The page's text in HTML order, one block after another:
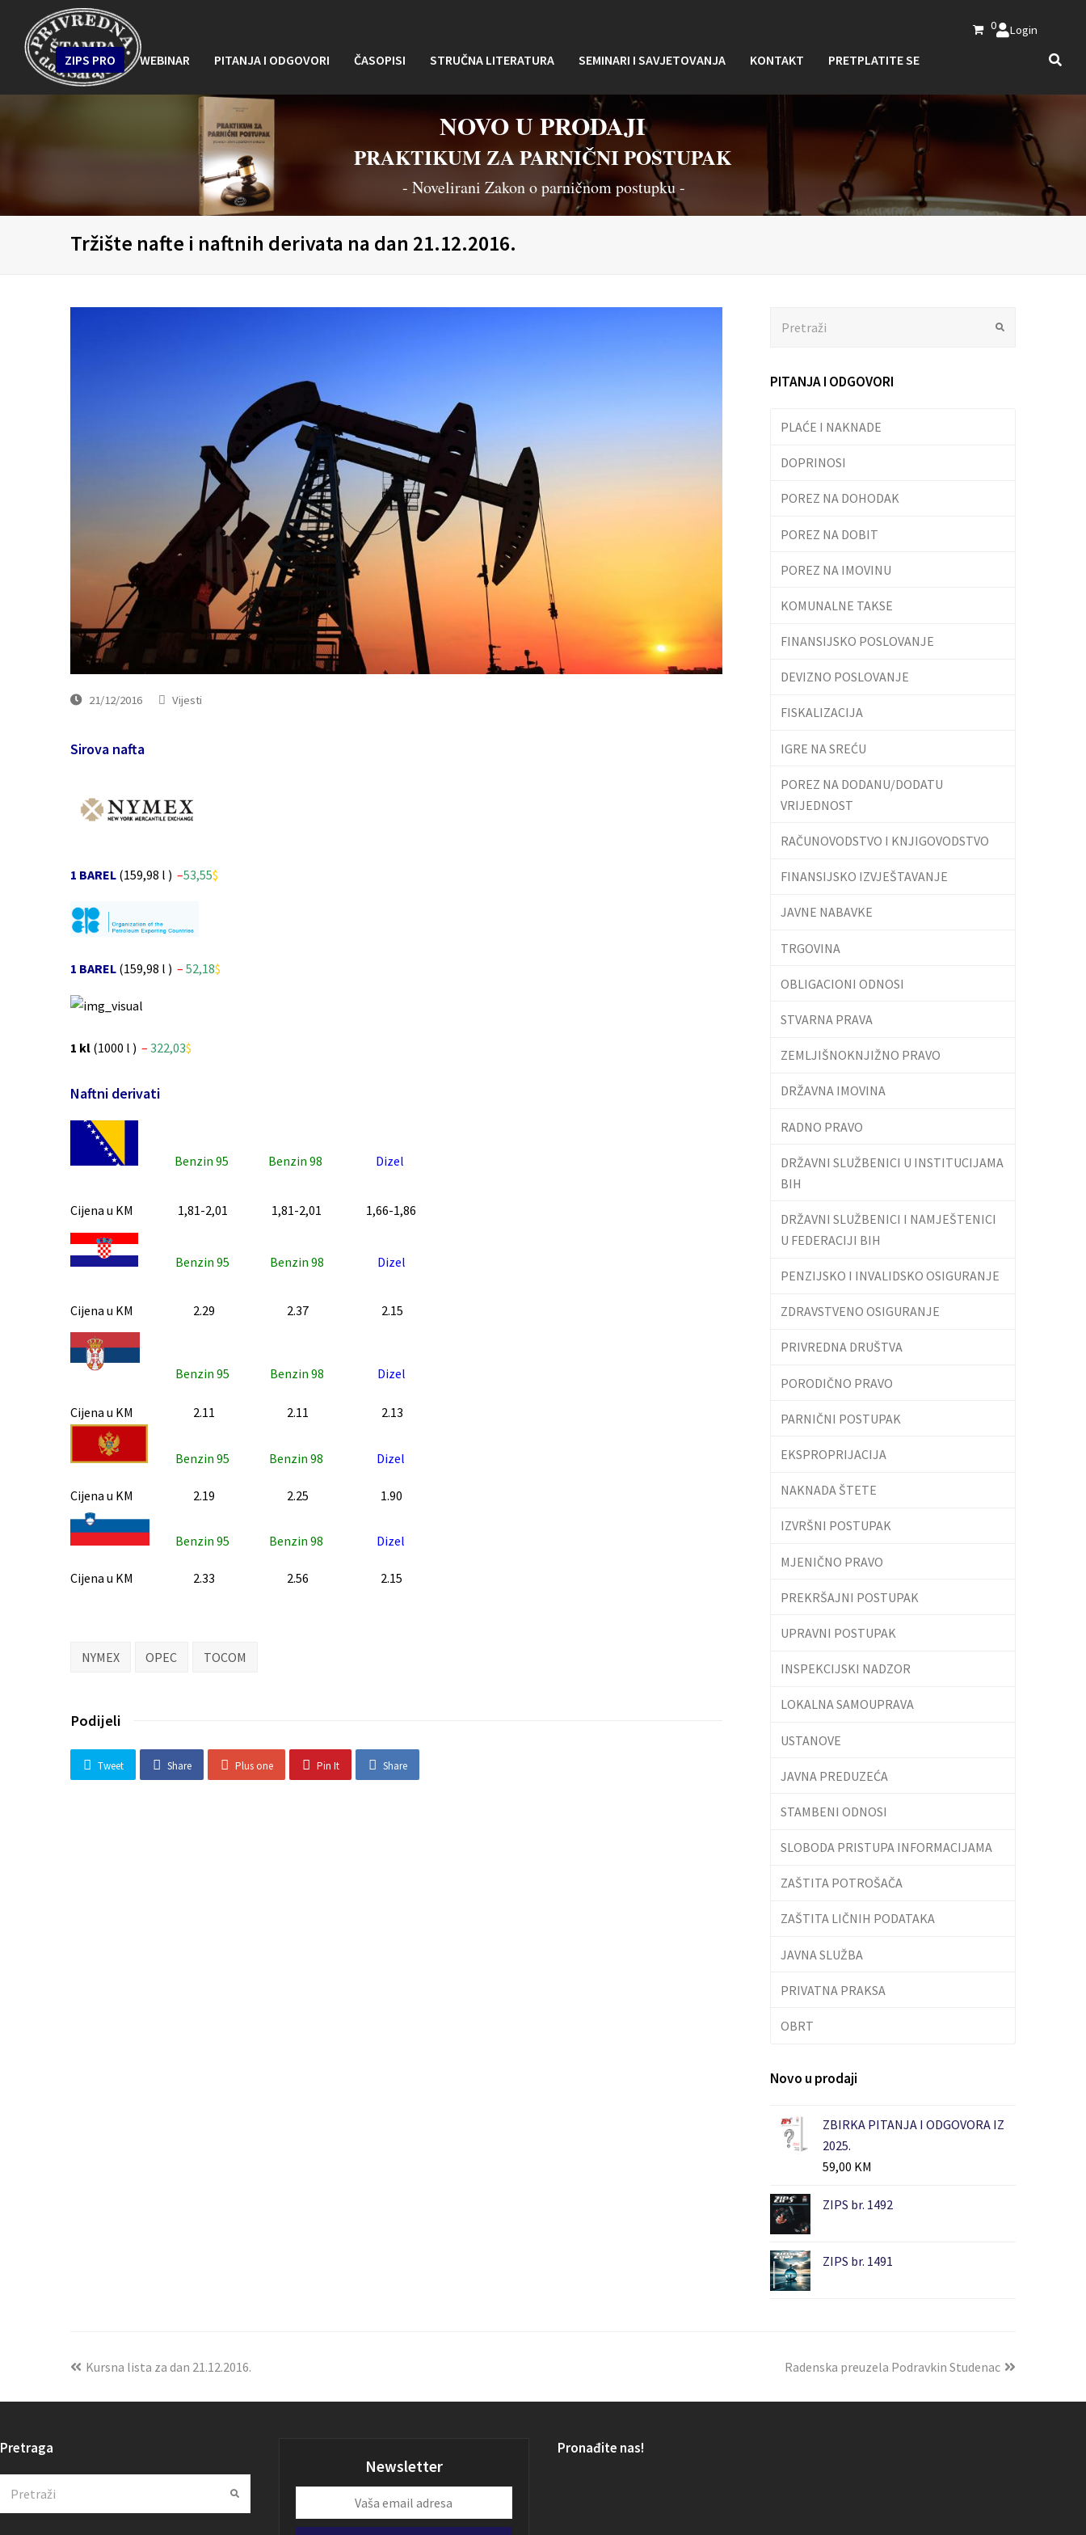
0 Login
ZIPS PRO WEBINAR PITANJA I ODGOVORI ČASOPISI STRUČNA LITERATURA SEMINARI I SAVJETOVANJA KONTAKT PRETPLATITE SE
NOVO U PRODAJI
PRAKTIKUM ZA PARNIČNI POSTUPAK
- Novelirani Zakon o parničnom postupku -
Tržište nafte i naftnih derivata na dan 21.12.2016.
21/12/2016 Vijesti
Sirova nafta
1 BAREL (159,98 l ) –53,55$
1 BAREL (159,98 l ) – 52,18$
1 kl (1000 l ) – 322,03$
Naftni derivati
Benzin 95 Benzin 98 Dizel
Cijena u KM 1,81-2,01 1,81-2,01 1,66-1,86
Benzin 95 Benzin 98 Dizel
Cijena u KM 2.29 2.37 2.15
Benzin 95 Benzin 98 Dizel
Cijena u KM 2.11 2.11 2.13
Benzin 95 Benzin 98 Dizel
Cijena u KM 2.19 2.25 1.90
Benzin 95 Benzin 98 Dizel
Cijena u KM 2.33 2.56 2.15
NYMEX OPEC TOCOM
Podijeli
Tweet Share Plus one Pin It Share
PITANJA I ODGOVORI
PLAĆE I NAKNADE
DOPRINOSI
POREZ NA DOHODAK
POREZ NA DOBIT
POREZ NA IMOVINU
KOMUNALNE TAKSE
FINANSIJSKO POSLOVANJE
DEVIZNO POSLOVANJE
FISKALIZACIJA
IGRE NA SREĆU
POREZ NA DODANU/DODATU
VRIJEDNOST
RAČUNOVODSTVO I KNJIGOVODSTVO
FINANSIJSKO IZVJEŠTAVANJE
JAVNE NABAVKE
TRGOVINA
OBLIGACIONI ODNOSI
STVARNA PRAVA
ZEMLJIŠNOKNJIŽNO PRAVO
DRŽAVNA IMOVINA
RADNO PRAVO
DRŽAVNI SLUŽBENICI U INSTITUCIJAMA
BIH
DRŽAVNI SLUŽBENICI I NAMJEŠTENICI
U FEDERACIJI BIH
PENZIJSKO I INVALIDSKO OSIGURANJE
ZDRAVSTVENO OSIGURANJE
PRIVREDNA DRUŠTVA
PORODIČNO PRAVO
PARNIČNI POSTUPAK
EKSPROPRIJACIJA
NAKNADA ŠTETE
IZVRŠNI POSTUPAK
MJENIČNO PRAVO
PREKRŠAJNI POSTUPAK
UPRAVNI POSTUPAK
INSPEKCIJSKI NADZOR
LOKALNA SAMOUPRAVA
USTANOVE
JAVNA PREDUZEĆA
STAMBENI ODNOSI
SLOBODA PRISTUPA INFORMACIJAMA
ZAŠTITA POTROŠAČA
ZAŠTITA LIČNIH PODATAKA
JAVNA SLUŽBA
PRIVATNA PRAKSA
OBRT
Novo u prodaji
ZBIRKA PITANJA I ODGOVORA IZ
2025.
59,00 KM
ZIPS br. 1492
ZIPS br. 1491
Kursna lista za dan 21.12.2016. Radenska preuzela Podravkin Studenac
Pretraga
Submit
Newsletter
email
Pronađite nas!